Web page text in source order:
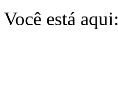
Você está aqui: